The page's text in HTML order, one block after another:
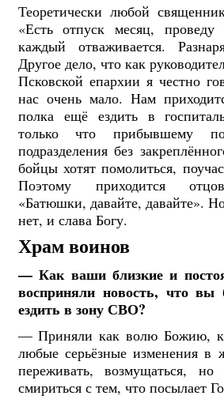
Теоретически любой
«Есть отпуск месяц,
каждый отваживается.
Другое дело, что как
Псковской епархии я честно
нас очень мало. Нам
полка ещё ездить в
только что прибывшему
подразделения без
бойцы хотят помолиться,
Поэтому приходится
«Батюшки, давайте, давайте».
нет, и слава Богу.
Храм воинов
— Как ваши близкие и
восприняли новость, что вы
ездить в зону СВО?
— Приняли как волю Божию,
любые серьёзные изменения
переживать, возмущаться,
смириться с тем, что посылает